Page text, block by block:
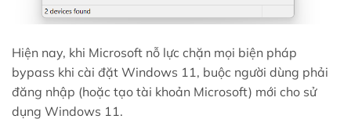
Hiện nay, khi Microsoft nỗ lực chặn mọi biện pháp
bypass khi cài đặt Windows 11, buộc người dùng phải
đăng nhập (hoặc tạo tài khoản Microsoft) mới cho sử
dụng Windows 11.